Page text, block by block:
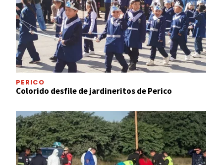
PERICO
Colorido desfile de jardineritos de Perico